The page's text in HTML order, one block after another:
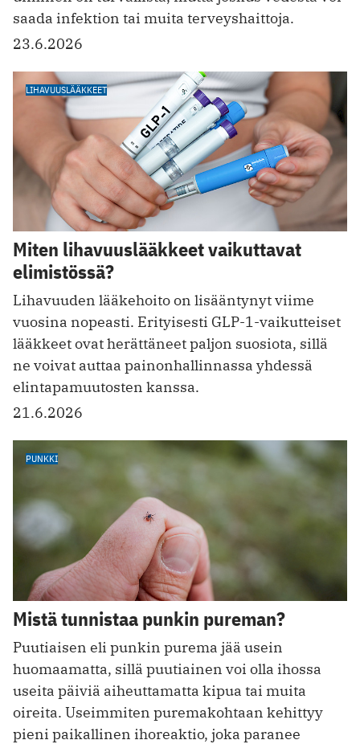
saada infektion tai muita terveyshaittoja.
23.6.2026
LIHAVUUSLÄÄKKEET
Miten lihavuuslääkkeet vaikuttavat
elimistössä?
Lihavuuden lääkehoito on lisääntynyt viime
vuosina nopeasti. Erityisesti GLP-1-vaikutteiset
lääkkeet ovat herättäneet paljon suosiota, sillä
ne voivat auttaa painonhallinnassa yhdessä
elintapamuutosten kanssa.
21.6.2026
PUNKKI
Mistä tunnistaa punkin pureman?
Puutiaisen eli punkin purema jää usein
huomaamatta, sillä puutiainen voi olla ihossa
useita päiviä aiheuttamatta kipua tai muita
oireita. Useimmiten puremakohtaan kehittyy
pieni paikallinen ihoreaktio, joka paranee